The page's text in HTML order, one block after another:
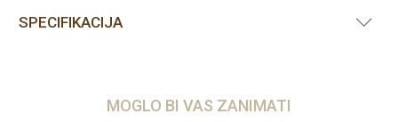
SPECIFIKACIJA
MOGLO BI VAS ZANIMATI